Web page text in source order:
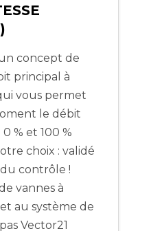
concept de
principal à
vous permet
le débit
% et 100 %
choix : validé
contrôle !
vannes à
au système de
Vector21